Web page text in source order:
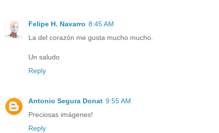
Felipe H. Navarro 8:45 AM
La del corazón me gusta mucho mucho.
Un saludo
Reply
Antonio Segura Donat 9:55 AM
Preciosas imágenes!
Reply